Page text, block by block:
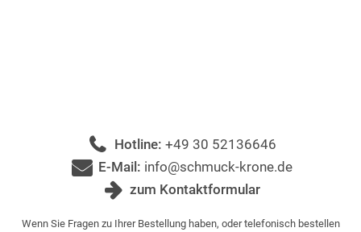
Hotline: +49 30 52136646
E-Mail: info@schmuck-krone.de
zum Kontaktformular
Wenn Sie Fragen zu Ihrer Bestellung haben, oder telefonisch bestellen